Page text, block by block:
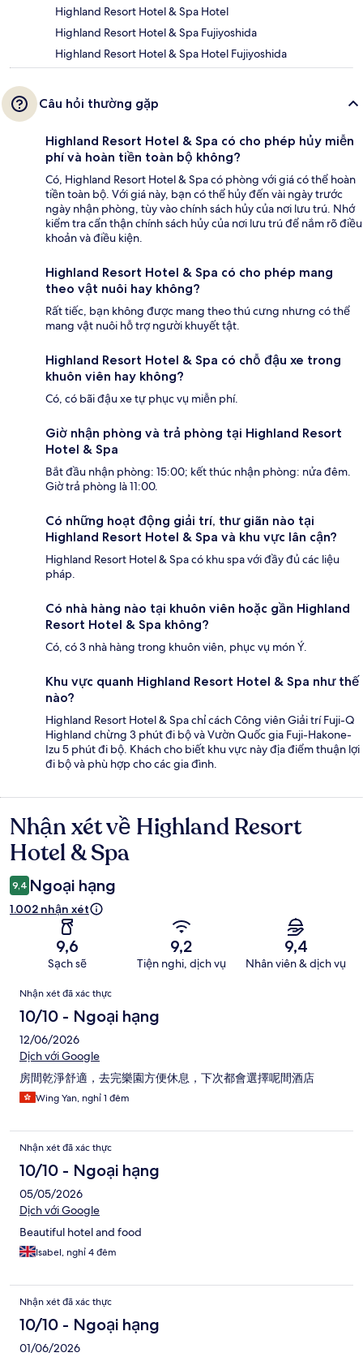
Highland Resort Hotel & Spa Hotel
Highland Resort Hotel & Spa Fujiyoshida
Highland Resort Hotel & Spa Hotel Fujiyoshida
Câu hỏi thường gặp
Highland Resort Hotel & Spa có cho phép hủy miễn
phí và hoàn tiền toàn bộ không?
Có, Highland Resort Hotel & Spa có phòng với giá có thể hoàn
tiền toàn bộ. Với giá này, bạn có thể hủy đến vài ngày trước
ngày nhận phòng, tùy vào chính sách hủy của nơi lưu trú. Nhớ
kiểm tra cẩn thận chính sách hủy của nơi lưu trú để nắm rõ điều
khoản và điều kiện.
Highland Resort Hotel & Spa có cho phép mang
theo vật nuôi hay không?
Rất tiếc, bạn không được mang theo thú cưng nhưng có thể
mang vật nuôi hỗ trợ người khuyết tật.
Highland Resort Hotel & Spa có chỗ đậu xe trong
khuôn viên hay không?
Có, có bãi đậu xe tự phục vụ miễn phí.
Giờ nhận phòng và trả phòng tại Highland Resort
Hotel & Spa
Bắt đầu nhận phòng: 15:00; kết thúc nhận phòng: nửa đêm.
Giờ trả phòng là 11:00.
Có những hoạt động giải trí, thư giãn nào tại
Highland Resort Hotel & Spa và khu vực lân cận?
Highland Resort Hotel & Spa có khu spa với đầy đủ các liệu
pháp.
Có nhà hàng nào tại khuôn viên hoặc gần Highland
Resort Hotel & Spa không?
Có, có 3 nhà hàng trong khuôn viên, phục vụ món Ý.
Khu vực quanh Highland Resort Hotel & Spa như thế
nào?
Highland Resort Hotel & Spa chỉ cách Công viên Giải trí Fuji-Q
Highland chừng 3 phút đi bộ và Vườn Quốc gia Fuji-Hakone-
Izu 5 phút đi bộ. Khách cho biết khu vực này địa điểm thuận lợi
đi bộ và phù hợp cho các gia đình.
Nhận
xét
Nhận xét về Highland Resort
Hotel & Spa
9,4 Ngoại hạng
1.002 nhận xét
9,6
Sạch sẽ
9,2
Tiện nghi, dịch vụ
9,4
Nhân viên & dịch vụ
Nhận
xét
Nhận xét đã xác thực
10/10 - Ngoại hạng
12/06/2026
Dịch với Google
房間乾淨舒適，去完樂園方便休息，下次都會選擇呢間酒店
Wing Yan, nghỉ 1 đêm
Nhận xét đã xác thực
10/10 - Ngoại hạng
05/05/2026
Dịch với Google
Beautiful hotel and food
Isabel, nghỉ 4 đêm
Nhận xét đã xác thực
10/10 - Ngoại hạng
01/06/2026